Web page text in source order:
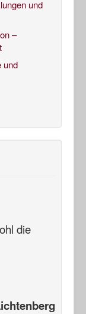
und
–
und
die